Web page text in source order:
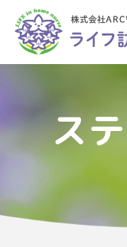
ス